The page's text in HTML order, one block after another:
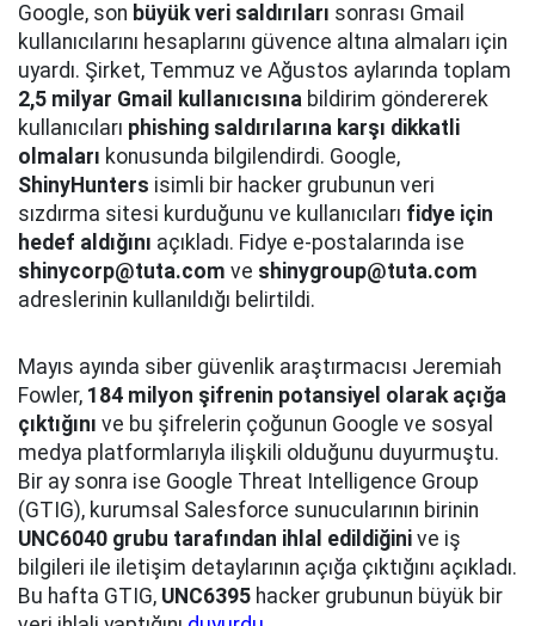
Google, son büyük veri saldırıları sonrası Gmail
kullanıcılarını hesaplarını güvence altına almaları için
uyardı. Şirket, Temmuz ve Ağustos aylarında toplam
2,5 milyar Gmail kullanıcısına bildirim göndererek
kullanıcıları phishing saldırılarına karşı dikkatli
olmaları konusunda bilgilendirdi. Google,
ShinyHunters isimli bir hacker grubunun veri
sızdırma sitesi kurduğunu ve kullanıcıları fidye için
hedef aldığını açıkladı. Fidye e-postalarında ise
shinycorp@tuta.com ve shinygroup@tuta.com
adreslerinin kullanıldığı belirtildi.
Mayıs ayında siber güvenlik araştırmacısı Jeremiah
Fowler, 184 milyon şifrenin potansiyel olarak açığa
çıktığını ve bu şifrelerin çoğunun Google ve sosyal
medya platformlarıyla ilişkili olduğunu duyurmuştu.
Bir ay sonra ise Google Threat Intelligence Group
(GTIG), kurumsal Salesforce sunucularının birinin
UNC6040 grubu tarafından ihlal edildiğini ve iş
bilgileri ile iletişim detaylarının açığa çıktığını açıkladı.
Bu hafta GTIG, UNC6395 hacker grubunun büyük bir